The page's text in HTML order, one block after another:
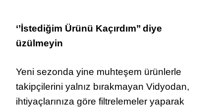
‘’İstediğim Ürünü Kaçırdım’’ diye
üzülmeyin
Yeni sezonda yine muhteşem ürünlerle
takipçilerini yalnız bırakmayan Vidyodan,
ihtiyaçlarınıza göre filtrelemeler yaparak